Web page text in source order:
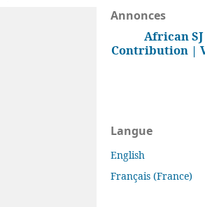
Annonces
African
Contribution |
Langue
English
Français (France)